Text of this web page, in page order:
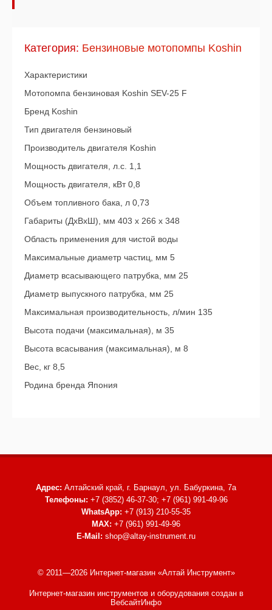
Категория: Бензиновые мотопомпы Koshin
Характеристики
Мотопомпа бензиновая Koshin SEV-25 F
Бренд Koshin
Тип двигателя бензиновый
Производитель двигателя Koshin
Мощность двигателя, л.с. 1,1
Мощность двигателя, кВт 0,8
Объем топливного бака, л 0,73
Габариты (ДхВхШ), мм 403 x 266 x 348
Область применения для чистой воды
Максимальные диаметр частиц, мм 5
Диаметр всасывающего патрубка, мм 25
Диаметр выпускного патрубка, мм 25
Максимальная производительность, л/мин 135
Высота подачи (максимальная), м 35
Высота всасывания (максимальная), м 8
Вес, кг 8,5
Родина бренда Япония
Адрес: Алтайский край, г. Барнаул, ул. Бабуркина, 7а
Телефоны: +7 (3852) 46-37-30; +7 (961) 991-49-96
WhatsApp: +7 (913) 210-55-35
MAX: +7 (961) 991-49-96
E-Mail: shop@altay-instrument.ru
© 2011—2026 Интернет-магазин «Алтай Инструмент»
Интернет-магазин инструментов и оборудованиясоздан в
ВебсайтИнфо